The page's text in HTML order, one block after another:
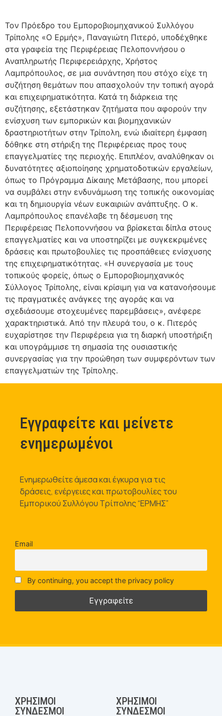
Τον Πρόεδρο του Εμποροβιομηχανικού Συλλόγου
Τρίπολης «Ο Ερμής», Παναγιώτη Πιτερό, υποδέχθηκε
στα γραφεία της Περιφέρειας Πελοποννήσου ο
Αναπληρωτής Περιφερειάρχης, Χρήστος
Λαμπρόπουλος, σε μια συνάντηση που στόχο είχε τη
συζήτηση θεμάτων που απασχολούν την τοπική αγορά
και επιχειρηματικότητα. Κατά τη διάρκεια της
συζήτησης, εξετάστηκαν ζητήματα που αφορούν την
ενίσχυση των εμπορικών και βιομηχανικών
δραστηριοτήτων στην Τρίπολη, ενώ ιδιαίτερη έμφαση
δόθηκε στη στήριξη της Περιφέρειας προς τους
επαγγελματίες της περιοχής. Επιπλέον, αναλύθηκαν οι
δυνατότητες αξιοποίησης χρηματοδοτικών εργαλείων,
όπως το Πρόγραμμα Δίκαιης Μετάβασης, που μπορεί
να συμβάλει στην ενδυνάμωση της τοπικής οικονομίας
και τη δημιουργία νέων ευκαιριών ανάπτυξης. Ο κ.
Λαμπρόπουλος επανέλαβε τη δέσμευση της
Περιφέρειας Πελοποννήσου να βρίσκεται δίπλα στους
επαγγελματίες και να υποστηρίζει με συγκεκριμένες
δράσεις και πρωτοβουλίες τις προσπάθειες ενίσχυσης
της επιχειρηματικότητας. «Η συνεργασία με τους
τοπικούς φορείς, όπως ο Εμποροβιομηχανικός
Σύλλογος Τρίπολης, είναι κρίσιμη για να κατανοήσουμε
τις πραγματικές ανάγκες της αγοράς και να
σχεδιάσουμε στοχευμένες παρεμβάσεις», ανέφερε
χαρακτηριστικά. Από την πλευρά του, ο κ. Πιτερός
ευχαρίστησε την Περιφέρεια για τη διαρκή υποστήριξη
και υπογράμμισε τη σημασία της ουσιαστικής
συνεργασίας για την προώθηση των συμφερόντων των
επαγγελματιών της Τρίπολης.
Εγγραφείτε και μείνετε
ενημερωμένοι
Ενημερωθείτε άμεσα και έγκυρα για τις
δράσεις, ενέργειες και πρωτοβουλίες του
Εμπορικού Συλλόγου Τρίπολης “ΕΡΜΗΣ”
Email
By continuing, you accept the privacy policy
ΧΡΉΣΙΜΟΙ
ΣΎΝΔΕΣΜΟΙ
ΧΡΉΣΙΜΟΙ
ΣΎΝΔΕΣΜΟΙ